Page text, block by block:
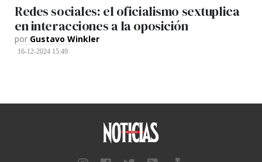
Redes sociales: el oficialismo sextuplica
en interacciones a la oposición
por Gustavo Winkler
16-12-2024 15:49